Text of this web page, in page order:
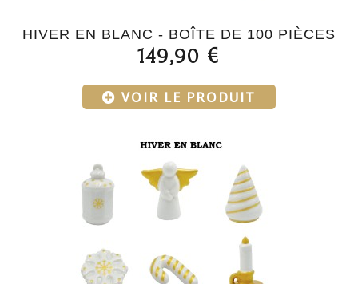
HIVER EN BLANC - BOÎTE DE 100 PIÈCES
149,90 €
VOIR LE PRODUIT